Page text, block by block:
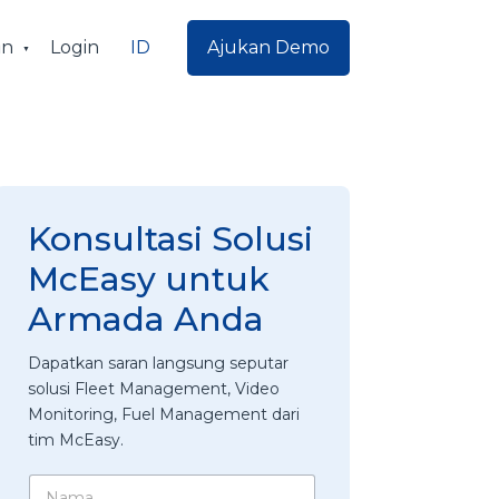
Login ID Ajukan Demo
Konsultasi Solusi
McEasy untuk
Armada Anda
Dapatkan saran langsung seputar
solusi Fleet Management, Video
Monitoring, Fuel Management dari
tim McEasy.
N